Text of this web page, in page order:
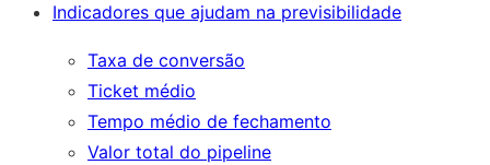
Indicadores que ajudam na previsibilidade
Taxa de conversão
Ticket médio
Tempo médio de fechamento
Valor total do pipeline